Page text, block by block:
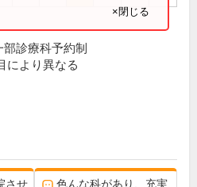
×閉じる
診療科予約制
により異なる
させ
色んな科があり、充実